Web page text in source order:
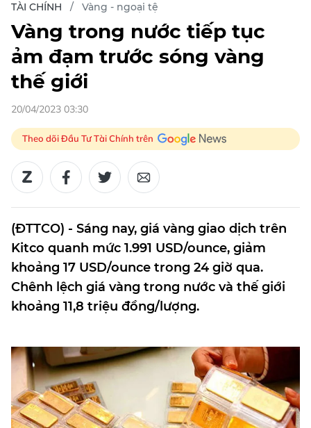
TÀI CHÍNH Vàng - ngoại tệ
Vàng trong nước tiếp tục
ảm đạm trước sóng vàng
thế giới
20/04/2023 03:30
Theo dõi Đầu Tư Tài Chính trên
(ĐTTCO) - Sáng nay, giá vàng giao dịch trên
Kitco quanh mức 1.991 USD/ounce, giảm
khoảng 17 USD/ounce trong 24 giờ qua.
Chênh lệch giá vàng trong nước và thế giới
khoảng 11,8 triệu đồng/lượng.